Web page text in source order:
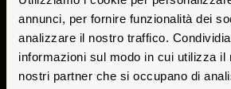
annunci, per fornire funzionalità dei
analizzare il nostro traffico.
informazioni sul modo in cui utilizza il
nostri partner che si occupano di